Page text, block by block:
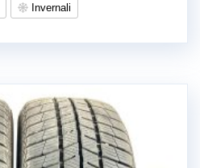
Invernali